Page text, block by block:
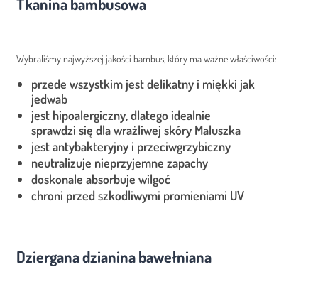
Wybraliśmy najwyższej jakości bambus, który ma ważne właściwości:
przede wszystkim jest delikatny i miękki jak
jedwab
jest hipoalergiczny, dlatego idealnie
sprawdzi się dla wrażliwej skóry Maluszka
jest antybakteryjny i przeciwgrzybiczny
neutralizuje nieprzyjemne zapachy
doskonale absorbuje wilgoć
chroni przed szkodliwymi promieniami UV
Dziergana dzianina bawełniana